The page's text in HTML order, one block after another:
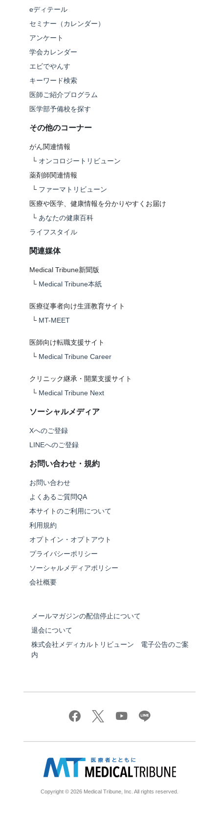
eディテール
セミナー（カレンダー）
アンケート
学会カレンダー
エビでやんす
キーワード検索
医師ご紹介プログラム
医学部予備校を探す
その他のコーナー
がん関連情報
└ オンコロジートリビューン
薬剤師関連情報
└ ファーマトリビューン
医療や医学、健康情報を分かりやすくお届け
└ あなたの健康百科
ライフスタイル
関連媒体
Medical Tribune新聞版
└ Medical Tribune本紙
医療従事者向け生涯教育サイト
└ MT-MEET
医師向け転職支援サイト
└ Medical Tribune Career
クリニック継承・開業支援サイト
└ Medical Tribune Next
ソーシャルメディア
Xへのご登録
LINEへのご登録
お問い合わせ・規約
お問い合わせ
よくあるご質問QA
本サイトのご利用について
利用規約
オプトイン・オプトアウト
プライバシーポリシー
ソーシャルメディアポリシー
会社概要
メールマガジンの配信停止について
退会について
株式会社メディカルトリビューン 電子公告のご案
内
Copyright © 2026 Medical Tribune, Inc. All rights reserved.